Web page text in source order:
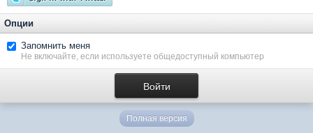
Опции
Запомнить меня
Не включайте, если используете общедоступный компьютер
Полная версия